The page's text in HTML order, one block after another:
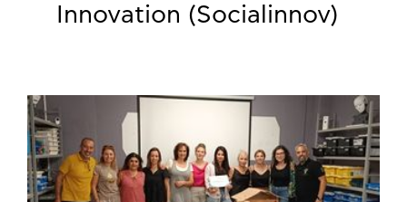
Innovation (Socialinnov)